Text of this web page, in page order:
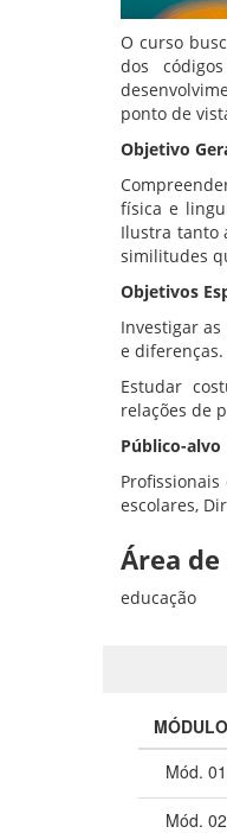
O curso
dos
ponto de
Objetivo
física e
Ilustra tanto
similitudes
Objetivos
Investigar
e diferenças.
Estudar
relações de
Público-alvo
escolares,
Área
educação
Mód. 01
Mód. 02